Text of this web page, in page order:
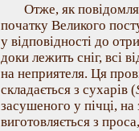
Отже, як
початку Великого
у відповідності до
доки лежить сніг, всі
на неприятеля. Ця
складається з сухарів (
засушеного у пічці,
виготовляється з